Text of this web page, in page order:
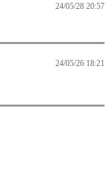
24/05/28 20:57
24/05/26 18:21